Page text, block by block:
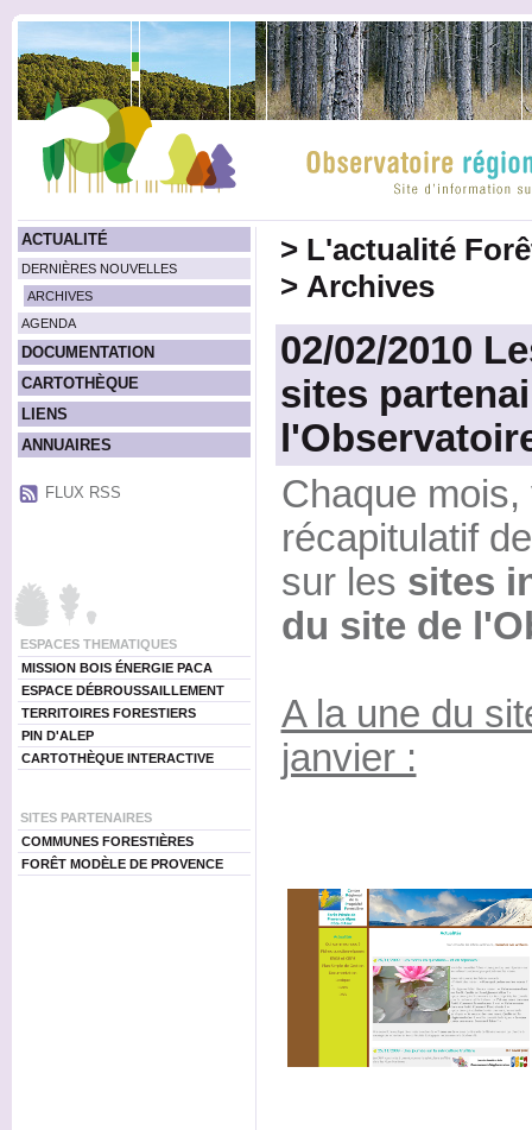
ACTUALITÉ
DERNIÈRES NOUVELLES
ARCHIVES
AGENDA
DOCUMENTATION
CARTOTHÈQUE
LIENS
ANNUAIRES
FLUX RSS
ESPACES THEMATIQUES
MISSION BOIS ÉNERGIE PACA
ESPACE DÉBROUSSAILLEMENT
TERRITOIRES FORESTIERS
PIN D'ALEP
CARTOTHÈQUE INTERACTIVE
SITES PARTENAIRES
COMMUNES FORESTIÈRES
FORÊT MODÈLE DE PROVENCE
> L'actualité
> Archives
02/02/2010
sites
Chaque
récapitulatif
sur les sites
du site de
A la une du
janvier :